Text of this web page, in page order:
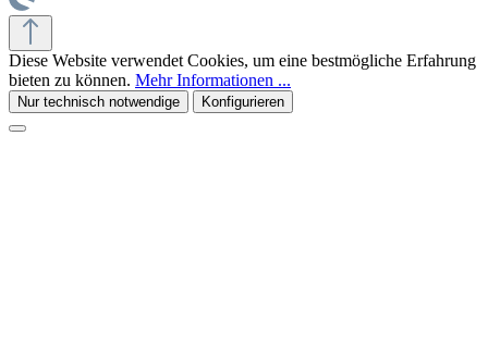
Diese Website verwendet Cookies, um eine bestmögliche Erfahrung
bieten zu können. Mehr Informationen ...
Nur technisch notwendige Konfigurieren